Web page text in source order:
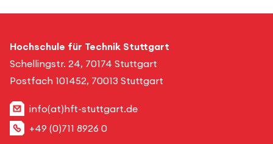
Hochschule für Technik Stuttgart
Schellingstr. 24, 70174 Stuttgart
Postfach 101452, 70013 Stuttgart
info(at)hft-stuttgart.de
+49 (0)711 8926 0